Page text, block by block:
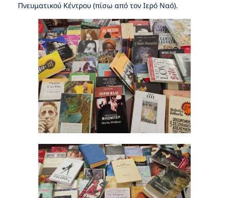
Πνευματικού Κέντρου (πίσω από τον Ιερό Ναό).